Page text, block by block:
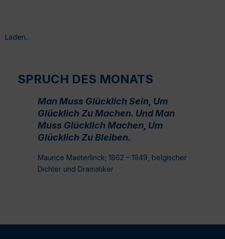
Laden...
SPRUCH DES MONATS
Man Muss Glücklich Sein, Um
Glücklich Zu Machen. Und Man
Muss Glücklich Machen, Um
Glücklich Zu Bleiben.
Maurice Maeterlinck; 1862 – 1949, belgischer
Dichter und Dramatiker